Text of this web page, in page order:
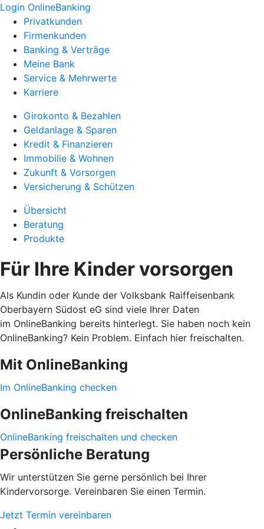
Login OnlineBanking
Privatkunden
Firmenkunden
Banking & Verträge
Meine Bank
Service & Mehrwerte
Karriere
Girokonto & Bezahlen
Geldanlage & Sparen
Kredit & Finanzieren
Immobilie & Wohnen
Zukunft & Vorsorgen
Versicherung & Schützen
Übersicht
Beratung
Produkte
Für Ihre Kinder vorsorgen
Als Kundin oder Kunde der Volksbank Raiffeisenbank
Oberbayern Südost eG sind viele Ihrer Daten
im OnlineBanking bereits hinterlegt. Sie haben noch kein
OnlineBanking? Kein Problem. Einfach hier freischalten.
Mit OnlineBanking
Im OnlineBanking checken
OnlineBanking freischalten
OnlineBanking freischalten und checken
Persönliche Beratung
Wir unterstützen Sie gerne persönlich bei Ihrer
Kindervorsorge. Vereinbaren Sie einen Termin.
Jetzt Termin vereinbaren